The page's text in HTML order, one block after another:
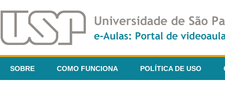
SOBRE COMO FUNCIONA POLÍTICA DE USO